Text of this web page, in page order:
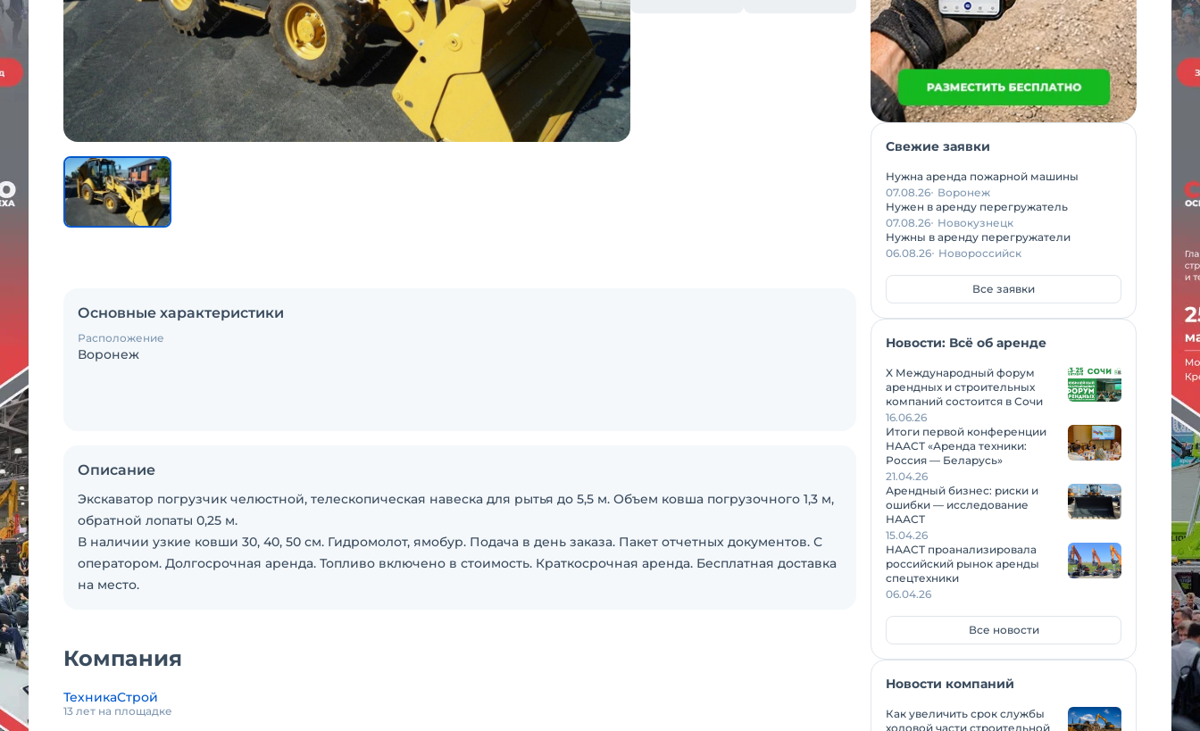
Основные характеристики
Расположение
Воронеж
Описание
Экскаватор погрузчик челюстной, телескопическая навеска для рытья до 5,5 м. Объем ковша погрузочного 1,3 м,
обратной лопаты 0,25 м.
В наличии узкие ковши 30, 40, 50 см. Гидромолот, ямобур. Подача в день заказа. Пакет отчетных документов. С
оператором. Долгосрочная аренда. Топливо включено в стоимость. Краткосрочная аренда. Бесплатная доставка
на место.
Компания
ТехникаСтрой
13 лет на площадке
Свежие заявки
Нужна аренда пожарной машины
07.08.26 Воронеж
Нужен в аренду перегружатель
07.08.26 Новокузнецк
Нужны в аренду перегружатели
06.08.26 Новороссийск
Все заявки
Новости: Всё об аренде
X Международный форум
арендных и строительных
компаний состоится в Сочи
16.06.26
Итоги первой конференции
НААСТ «Аренда техники:
Россия — Беларусь»
21.04.26
Арендный бизнес: риски и
ошибки — исследование
НААСТ
15.04.26
НААСТ проанализировала
российский рынок аренды
спецтехники
06.04.26
Все новости
Новости компаний
Как увеличить срок службы
ходовой части строительной